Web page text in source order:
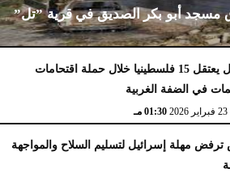
مسجد أبو بكر الصديق في قرية ”تل”
الاحتلال يعتقل 15 فلسطينيا خلال حملة اقتحامات
في الضفة الغربية
01:30 مـ
مهلة إسرائيل لتسليم السلاح والمواجهة